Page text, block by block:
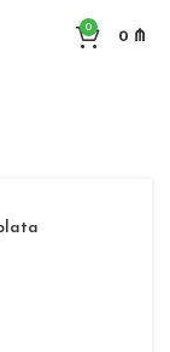
0
0 ₼